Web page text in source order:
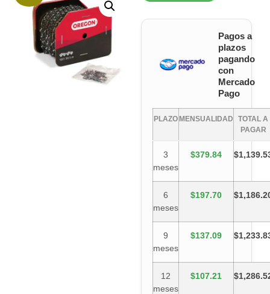
Pagos a
plazos
pagando
con
Mercado
Pago
PLAZO MENSUALIDAD
TOTAL A
PAGAR
3
meses
$379.84
6
meses
$197.70
9
meses
$137.09
12
meses
$107.21